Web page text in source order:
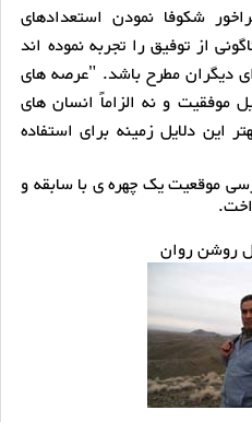
شکوفا نمودن استعدادهای
از توفیق را تجربه نموده اند
دیگران مطرح باشد. "عرصه های
موفقیت و نه الزاماً انسان های
این دلایل زمینه برای استفاده
موقعیت یک چهره ی با سابقه و
روشن روان